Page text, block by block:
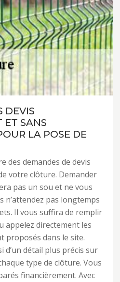
DEVIS
ET SANS
LA POSE DE
des demandes de devis
votre clôture. Demander
pas un sou et ne vous
n’attendez pas longtemps
Il vous suffira de remplir
appelez directement les
proposés dans le site.
d’un détail plus précis sur
type de clôture. Vous
financièrement. Avec